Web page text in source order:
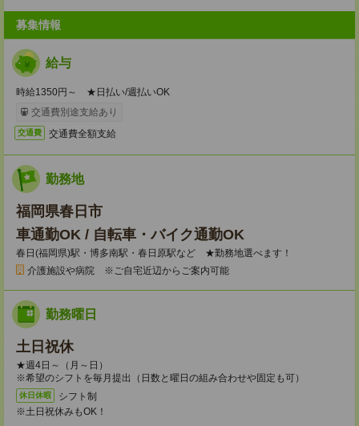
募集情報
給与
時給1350円～ ★日払い/週払いOK
交通費別途支給あり
交通費 交通費全額支給
勤務地
福岡県春日市
車通勤OK / 自転車・バイク通勤OK
春日(福岡県)駅・博多南駅・春日原駅など ★勤務地選べます！
介護施設や病院 ※ご自宅近辺からご案内可能
勤務曜日
土日祝休
★週4日～（月～日）
※希望のシフトを毎月提出（日数と曜日の組み合わせや固定も可）
休日休暇
シフト制
※土日祝休みもOK！